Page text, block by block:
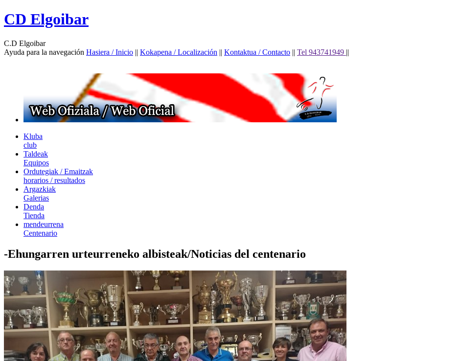
CD Elgoibar
C.D Elgoibar
Ayuda para la navegación Hasiera / Inicio || Kokapena / Localización || Kontaktua / Contacto || Tel 943741949 ||
Kluba
club
Taldeak
Equipos
Ordutegiak / Emaitzak
horarios / resultados
Argazkiak
Galerias
Denda
Tienda
mendeurrena
Centenario
-Ehungarren urteurreneko albisteak/Noticias del centenario